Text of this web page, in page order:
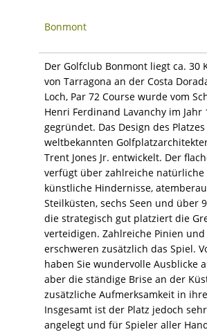
Bonmont
Der Golfclub Bonmont liegt ca. 30
von Tarragona an der Costa
Loch, Par 72 Course wurde vom
Henri Ferdinand Lavanchy im Jahr
gegründet. Das Design des
weltbekannten
Trent Jones Jr. entwickelt. Der
verfügt über zahlreiche natürliche
künstliche Hindernisse,
Steilküsten, sechs Seen und über
die strategisch gut platziert die
verteidigen. Zahlreiche Pinien und
erschweren zusätzlich das Spiel.
haben Sie wundervolle Ausblicke
aber die ständige Brise an der
zusätzliche Aufmerksamkeit in
Insgesamt ist der Platz jedoch
angelegt und für Spieler aller